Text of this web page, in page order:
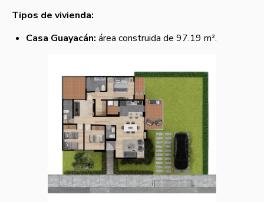
Tipos de vivienda:
Casa Guayacán: área construida de 97.19 m².